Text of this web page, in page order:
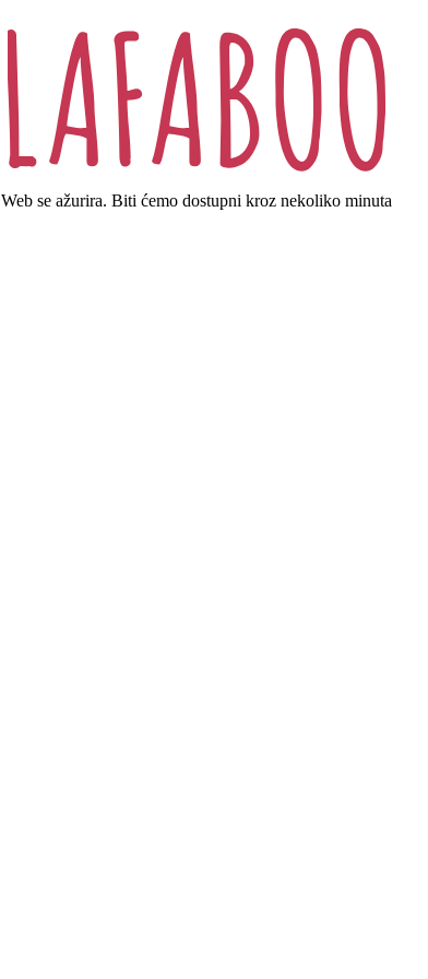
Web se ažurira. Biti ćemo dostupni kroz nekoliko minuta